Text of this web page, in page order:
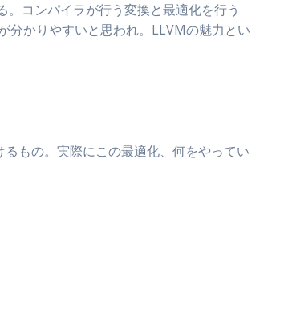
。コンパイラが行う変換と最適化を行う
分かりやすいと思われ。LLVMの魅力とい
もの。実際にこの最適化、何をやってい